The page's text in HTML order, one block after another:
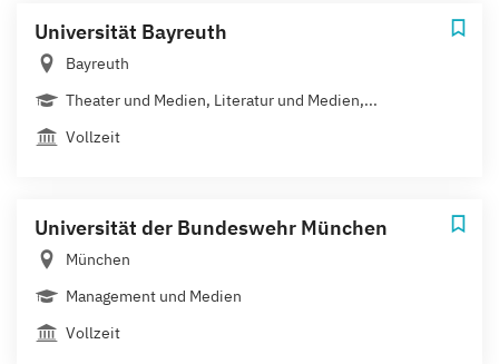
Universität Bayreuth
Bayreuth
Theater und Medien, Literatur und Medien,...
Vollzeit
Universität der Bundeswehr München
München
Management und Medien
Vollzeit